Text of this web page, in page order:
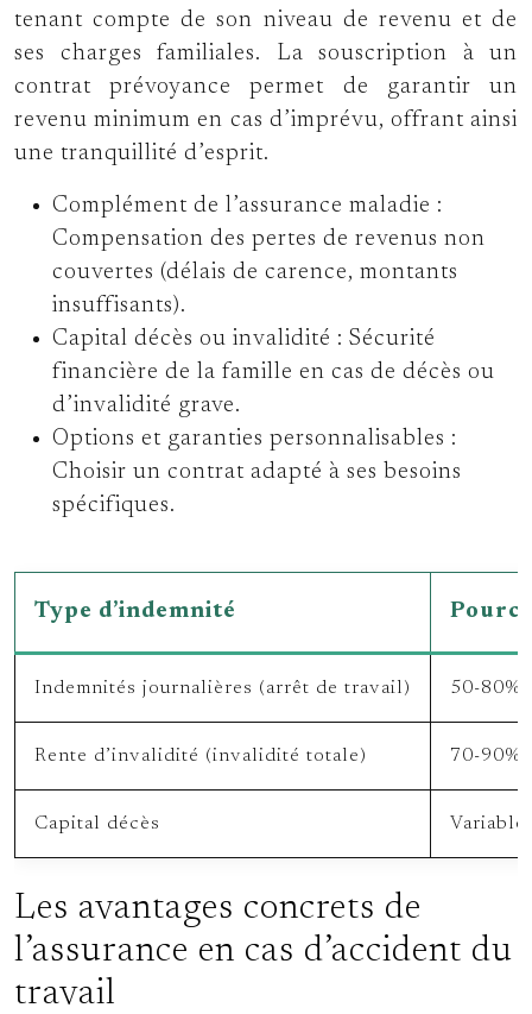
tenant compte de son niveau de revenu et de
ses charges familiales. La souscription à un
contrat prévoyance permet de garantir un
revenu minimum en cas d’imprévu, offrant ainsi
une tranquillité d’esprit.
Complément de l’assurance maladie :
Compensation des pertes de revenus non
couvertes (délais de carence, montants
insuffisants).
Capital décès ou invalidité : Sécurité
financière de la famille en cas de décès ou
d’invalidité grave.
Options et garanties personnalisables :
Choisir un contrat adapté à ses besoins
spécifiques.
Type d’indemnité
Indemnités journalières (arrêt de travail) 50-80%
Rente d’invalidité (invalidité totale) 70-90%
Capital décès
Les avantages concrets de
l’assurance en cas d’accident du
travail